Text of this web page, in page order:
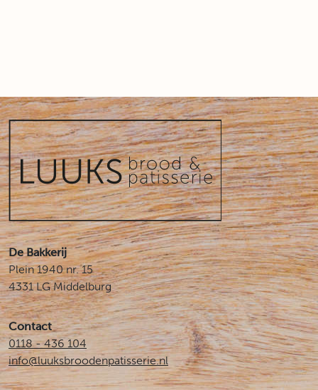
De Bakkerij
Plein 1940 nr. 15
4331 LG Middelburg
Contact
0118 - 436 104
info@luuksbroodenpatisserie.nl